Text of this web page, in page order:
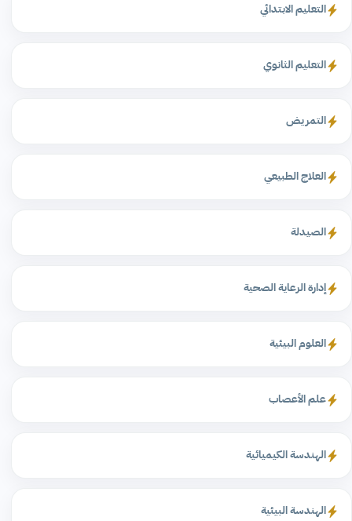
التعليم الابتدائي
التعليم الثانوي
التمريض
العلاج الطبيعي
الصيدلة
إدارة الرعاية الصحية
العلوم البيئية
علم الأعصاب
الهندسة الكيميائية
الهندسة البيئية